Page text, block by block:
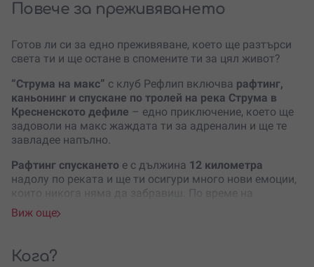
Повече за преживяването
Готов ли си за едно преживяване, което ще разтърси
света ти и ще остане в спомените ти за цял живот?
“Струма на макс” с клуб Рефлип включва рафтинг,
каньонинг и спускане по тролей на река Струма в
Кресненското дефиле – едно приключение, което ще
задоволи на макс жаждата ти за адреналин и ще те
завладее напълно.
Рафтинг спускането е с дължина 12 километра
надолу по реката и ще ти осигури много нови емоции,
които никога няма да забравиш. По време на
преживяването инструкторът ще управлява лодката, а
балансът се постига благодарение на синхронното
Каньонингът
Виж още
Кога?